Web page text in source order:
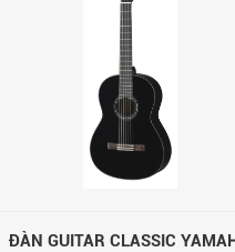
ĐÀN GUITAR CLASSIC